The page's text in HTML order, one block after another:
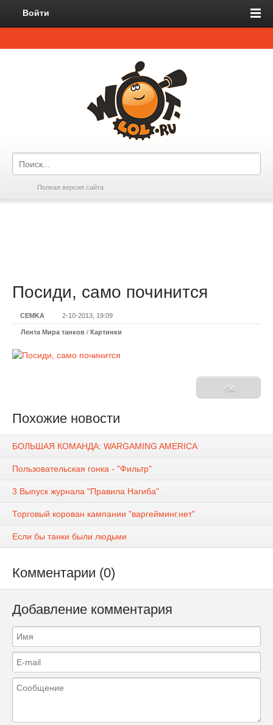
Войти
Полная версия сайта
Посиди, само починится
CEMKA 2-10-2013, 19:09
Лента Мира танков / Картинки
+50
Похожие новости
БОЛЬШАЯ КОМАНДА: WARGAMING AMERICA
Пользовательская гонка - "Фильтр"
3 Выпуск журнала "Правила Нагиба"
Торговый корован кампании "варгейминг.нет"
Если бы танки были людьми
Комментарии (0)
Добавление комментария